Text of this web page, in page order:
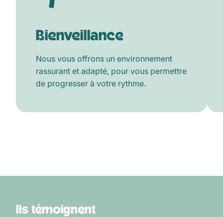
Bienveillance
Nous vous offrons un environnement
rassurant et adapté, pour vous permettre
de progresser à votre rythme.
Ils témoignent